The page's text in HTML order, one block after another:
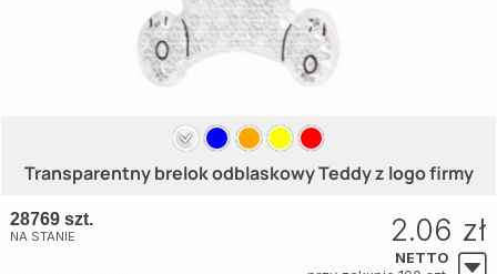
Transparentny brelok odblaskowy Teddy z logo firmy
28769 szt.
NA STANIE 2.06 zł
NETTO